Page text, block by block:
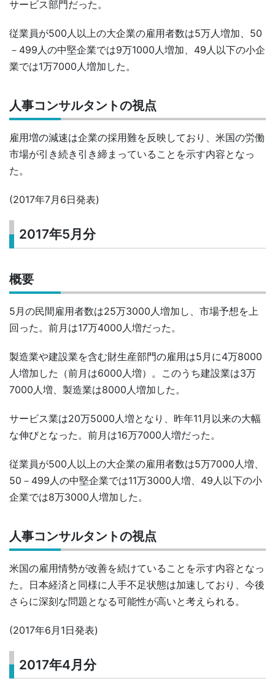
サービス部門だった。
従業員が500人以上の大企業の雇用者数は5万人増加、50
－499人の中堅企業では9万1000人増加、49人以下の小企
業では1万7000人増加した。
人事コンサルタントの視点
雇用増の減速は企業の採用難を反映しており、米国の労働
市場が引き続き引き締まっていることを示す内容となっ
た。
(2017年7月6日発表)
2017年5月分
概要
5月の民間雇用者数は25万3000人増加し、市場予想を上
回った。前月は17万4000人増だった。
製造業や建設業を含む財生産部門の雇用は5月に4万8000
人増加した（前月は6000人増）。このうち建設業は3万
7000人増、製造業は8000人増加した。
サービス業は20万5000人増となり、昨年11月以来の大幅
な伸びとなった。前月は16万7000人増だった。
従業員が500人以上の大企業の雇用者数は5万7000人増、
50－499人の中堅企業では11万3000人増、49人以下の小
企業では8万3000人増加した。
人事コンサルタントの視点
米国の雇用情勢が改善を続けていることを示す内容となっ
た。日本経済と同様に人手不足状態は加速しており、今後
さらに深刻な問題となる可能性が高いと考えられる。
(2017年6月1日発表)
2017年4月分